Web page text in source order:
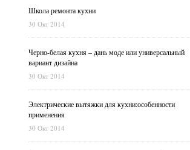
Школа ремонта кухни
30 Окт 2014
Черно-белая кухня – дань моде или универсальный
вариант дизайна
30 Окт 2014
Электрические вытяжки для кухни:особенности
применения
30 Окт 2014